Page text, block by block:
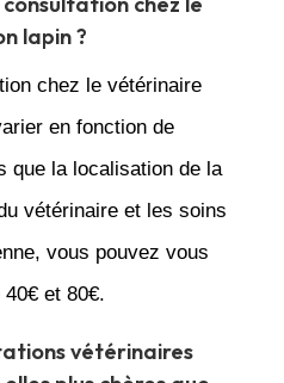
lapin ?
chez le vétérinaire
en fonction de
que la localisation de la
vétérinaire et les soins
vous pouvez vous
et 80€.
vétérinaires